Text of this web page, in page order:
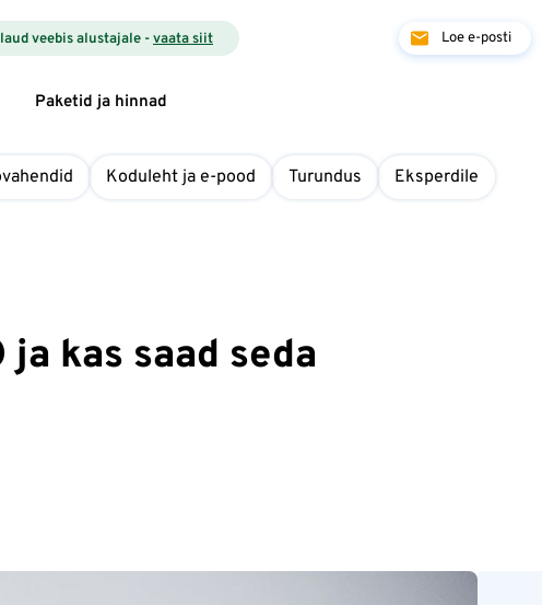
veebis alustajale -vaata siit Loe e-posti
Paketid ja hinnad
Koduleht ja e-pood Turundus Eksperdile
kas saad seda